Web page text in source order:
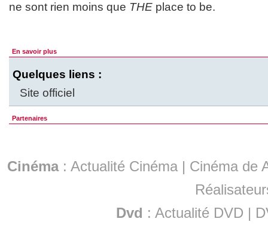
ne sont rien moins que THE place to be.
En savoir plus
Quelques liens :
Site officiel
Partenaires
Cinéma: Actualité Cinéma | Cinéma de
Dvd : Actualité DVD |